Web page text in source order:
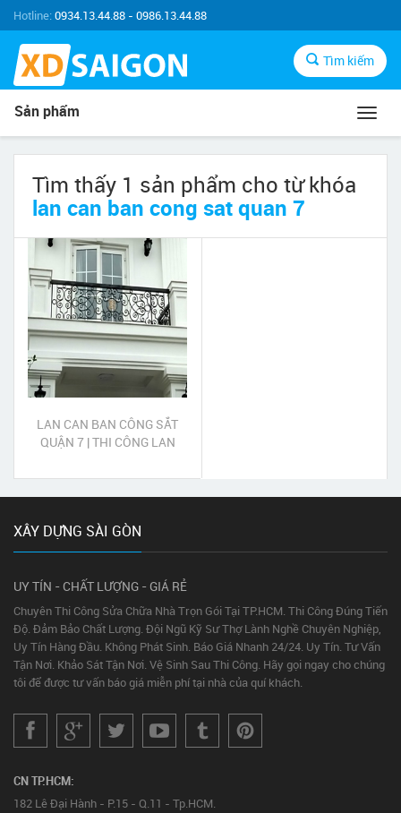
Hotline:0934.13.44.88 - 0986.13.44.88
Tìm kiếm
Sản phẩm
Tìm thấy 1 sản phẩm cho từ khóa
lan can ban cong sat quan 7
LAN CAN BAN CÔNG SẮT
QUẬN 7 | THI CÔNG LAN
XÂY DỰNG SÀI GÒN
UY TÍN - CHẤT LƯỢNG - GIÁ RẺ
Chuyên Thi Công Sửa Chữa Nhà Trọn Gói Tại TP.HCM. Thi Công Đúng Tiến
Độ. Đảm Bảo Chất Lượng. Đội Ngũ Kỹ Sư Thợ Lành Nghề Chuyên Nghiệp,
Uy Tín Hàng Đầu. Không Phát Sinh. Báo Giá Nhanh 24/24. Uy Tín. Tư Vấn
Tận Nơi. Khảo Sát Tận Nơi. Vệ Sinh Sau Thi Công. Hãy gọi ngay cho chúng
tôi để được tư vấn báo giá miễn phí tại nhà của quí khách.
CN TP.HCM:
182 Lê Đại Hành - P.15 - Q.11 - Tp.HCM.